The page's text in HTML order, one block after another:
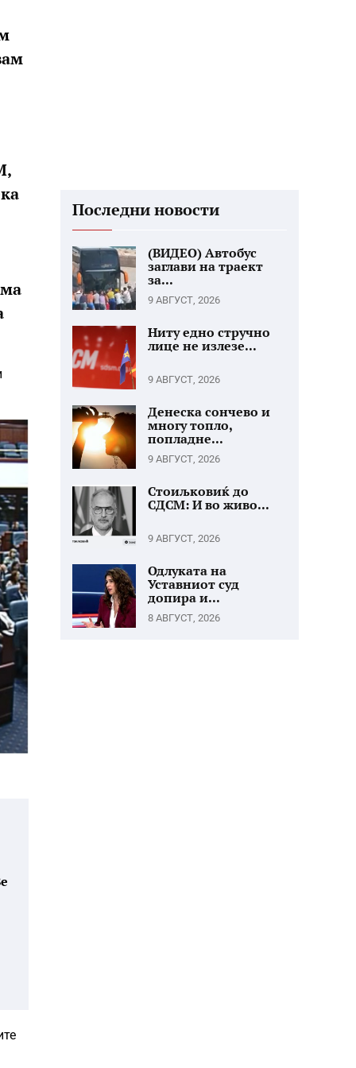
Последни новости
(ВИДЕО) Автобус
заглави на траект
за...
9 АВГУСТ, 2026
Ниту едно стручно
лице не излезе...
9 АВГУСТ, 2026
Денеска сончево и
многу топло,
попладне...
9 АВГУСТ, 2026
Стоиљковиќ до
СДСМ: И во живо...
9 АВГУСТ, 2026
Одлуката на
Уставниот суд
допира и...
8 АВГУСТ, 2026